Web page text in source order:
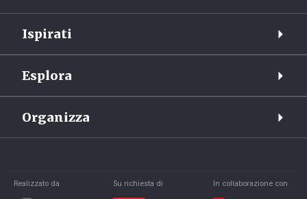
Ispirati
Esplora
Organizza
Realizzato da Su richiesta di In collaborazione con